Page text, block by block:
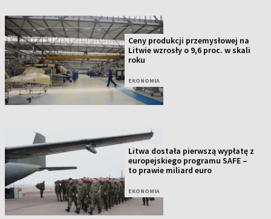
Ceny produkcji przemysłowej na
Litwie wzrosły o 9,6 proc. w skali
roku
EKONOMIA
Litwa dostała pierwszą wypłatę z
europejskiego programu SAFE –
to prawie miliard euro
EKONOMIA